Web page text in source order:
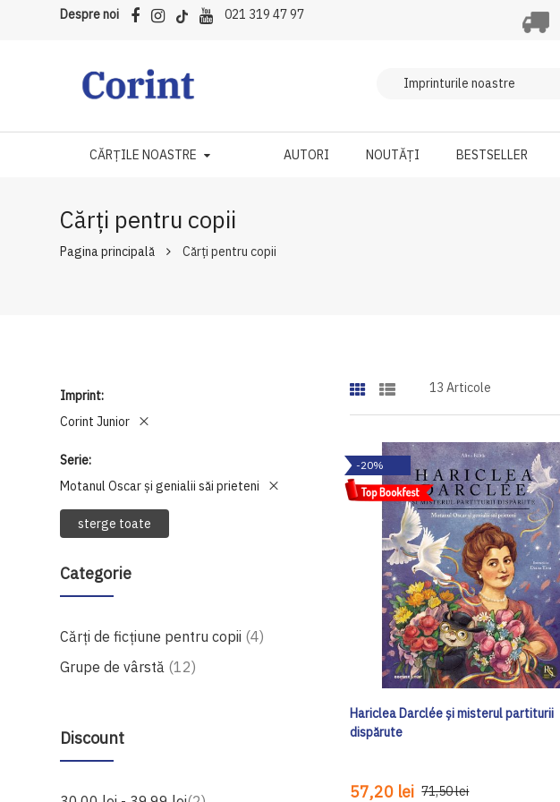
Despre noi 021 319 47 97
CĂRȚILE NOASTRE AUTORI NOUTĂȚI BESTSELLER
Cărți pentru copii
Pagina principală Cărți pentru copii
Imprint
Corint Junior
Serie
Motanul Oscar și genialii săi prieteni
sterge toate
Categorie
Cărți de ficțiune pentru copii 4produse
Grupe de vârstă
12produse
Discount
13 Articole
-20%
Hariclea Darclée și misterul partiturii
dispărute
57,20 lei 71,50 lei